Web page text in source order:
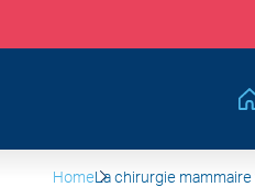
Home La chirurgie